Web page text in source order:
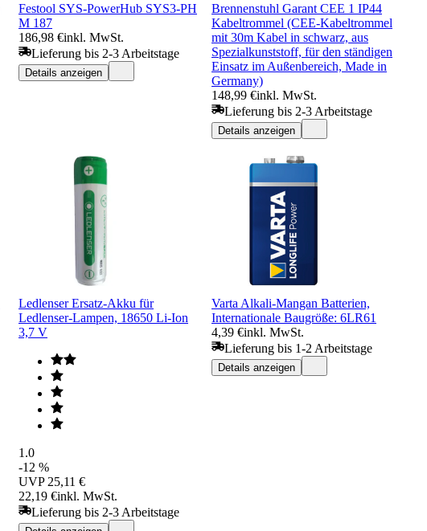
Festool SYS-PowerHub SYS3-PH
M 187
186,98 €inkl. MwSt.
Lieferung bis 2-3 Arbeitstage
Details anzeigen
Brennenstuhl Garant CEE 1 IP44
Kabeltrommel (CEE-Kabeltrommel
mit 30m Kabel in schwarz, aus
Spezialkunststoff, für den ständigen
Einsatz im Außenbereich, Made in
Germany)
148,99 €inkl. MwSt.
Lieferung bis 2-3 Arbeitstage
Details anzeigen
Ledlenser Ersatz-Akku für
Ledlenser-Lampen, 18650 Li-Ion
3,7 V
1.0
-12 %
UVP 25,11 €
22,19 €inkl. MwSt.
Lieferung bis 2-3 Arbeitstage
Varta Alkali-Mangan Batterien,
Internationale Baugröße: 6LR61
4,39 €inkl. MwSt.
Lieferung bis 1-2 Arbeitstage
Details anzeigen